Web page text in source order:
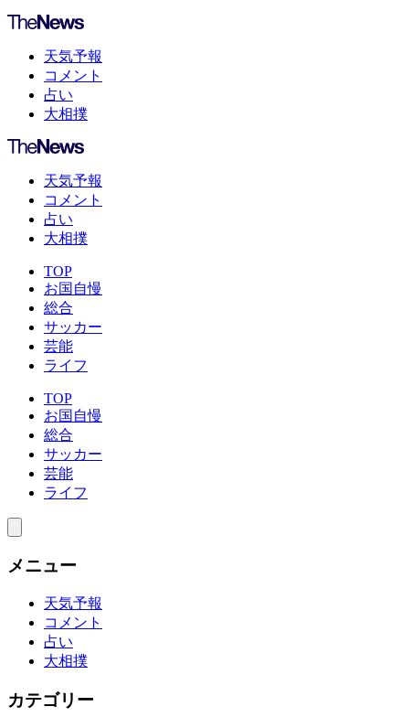
天気予報
コメント
占い
大相撲
天気予報
コメント
占い
大相撲
TOP
お国自慢
総合
サッカー
芸能
ライフ
TOP
お国自慢
総合
サッカー
芸能
ライフ
メニュー
天気予報
コメント
占い
大相撲
カテゴリー